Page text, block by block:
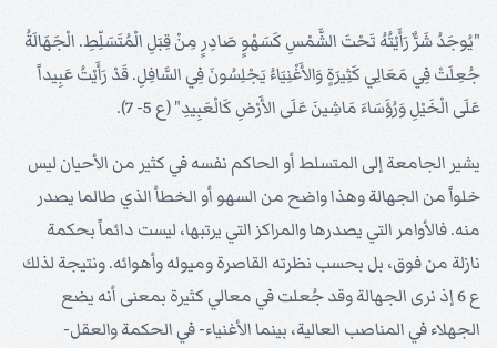
"يُوجَدُ شَرٌّ رَأَيْتُهُ تَحْتَ الشَّمْسِ كَسَهْوٍ صَادِرٍ مِنْ قِبَلِ الْمُتَسَلِّطِ. الْجَهَالَةُ
جُعِلَتْ فِي مَعَالِي كَثِيرَةٍ وَالأَغْنِيَاءُ يَجْلِسُونَ فِي السَّافِلِ. قَدْ رَأَيْتُ عَبِيداً
عَلَى الْخَيْلِ وَرُؤَسَاءَ مَاشِينَ عَلَى الأَرْضِ كَالْعَبِيدِ" (ع 5- 7).
يشير الجامعة إلى المتسلط أو الحاكم نفسه في كثير من الأحيان ليس
خلواً من الجهالة وهذا واضح من السهو أو الخطأ الذي طالما يصدر
منه. فالأوامر التي يصدرها والمراكز التي يرتبها، ليست دائماً بحكمة
نازلة من فوق، بل بحسب نظرته القاصرة وميوله وأهوائه. ونتيجة لذلك
ع 6 إذ نرى الجهالة وقد جُعلت في معالي كثيرة بمعنى أنه يضع
الجهلاء في المناصب العالية، بينما الأغنياء- في الحكمة والعقل-